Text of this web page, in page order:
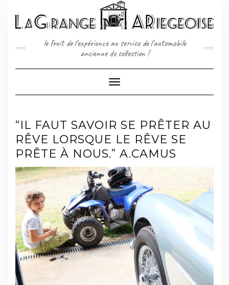
content
le fruit de l'expérience au service de l'automobile
ancienne de collection !
Toggle
Navigation
“IL FAUT SAVOIR SE PRÊTER AU
RÊVE LORSQUE LE RÊVE SE
PRÊTE À NOUS.” A.CAMUS